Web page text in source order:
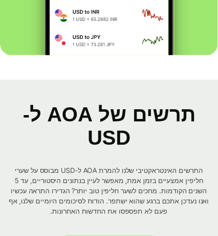
תרשים של AOA ל-
USD
התרשים האינטראקטיבי שלנו להמרת AOA ל-USD מבוסס על שערי
חליפין אמצעיים בזמן אמת, מאפשר לעיין בנתונים היסטוריים, עד 5
השנים הקודמות. מחכים לשער חליפין טוב יותר? הגדירו התראה עכשיו
ואנו נעדכן אתכם ברגע שהוא ישתפר. הודות לסיכומים היומיים שלנו, אף
פעם לא תפספסו את החדשות האחרונות.